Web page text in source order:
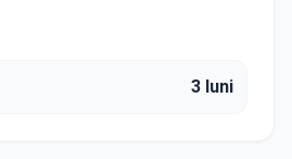
3 luni